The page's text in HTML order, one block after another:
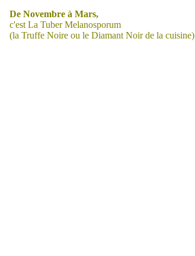
De Novembre à Mars,
c'est La Tuber Melanosporum
(la Truffe Noire ou le Diamant Noir de la cuisine)